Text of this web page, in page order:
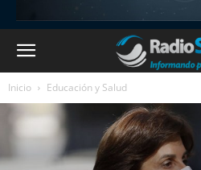
Inicio Educación y Salud